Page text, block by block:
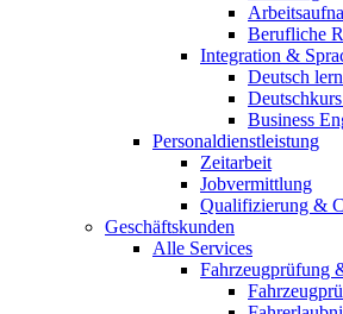
Berufliche
Integration &
Deutsch
Business
Personaldienstleistung
Zeitarbeit
Jobvermittlung
Qualifizierung &
Geschäftskunden
Alle Services
Fahrzeugprüfung